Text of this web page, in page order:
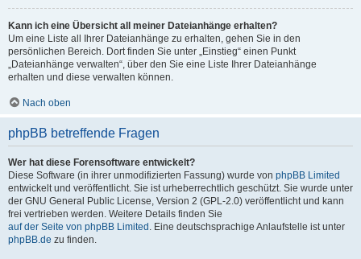
Kann ich eine Übersicht all meiner Dateianhänge erhalten?
Um eine Liste all Ihrer Dateianhänge zu erhalten, gehen Sie in den
persönlichen Bereich. Dort finden Sie unter „Einstieg“ einen Punkt
„Dateianhänge verwalten“, über den Sie eine Liste Ihrer Dateianhänge
erhalten und diese verwalten können.
Nach oben
phpBB betreffende Fragen
Wer hat diese Forensoftware entwickelt?
Diese Software (in ihrer unmodifizierten Fassung) wurde von phpBB Limited
entwickelt und veröffentlicht. Sie ist urheberrechtlich geschützt. Sie wurde unter
der GNU General Public License, Version 2 (GPL-2.0) veröffentlicht und kann
frei vertrieben werden. Weitere Details finden Sie
auf der Seite von phpBB Limited . Eine deutschsprachige Anlaufstelle ist unter
phpBB.de zu finden.